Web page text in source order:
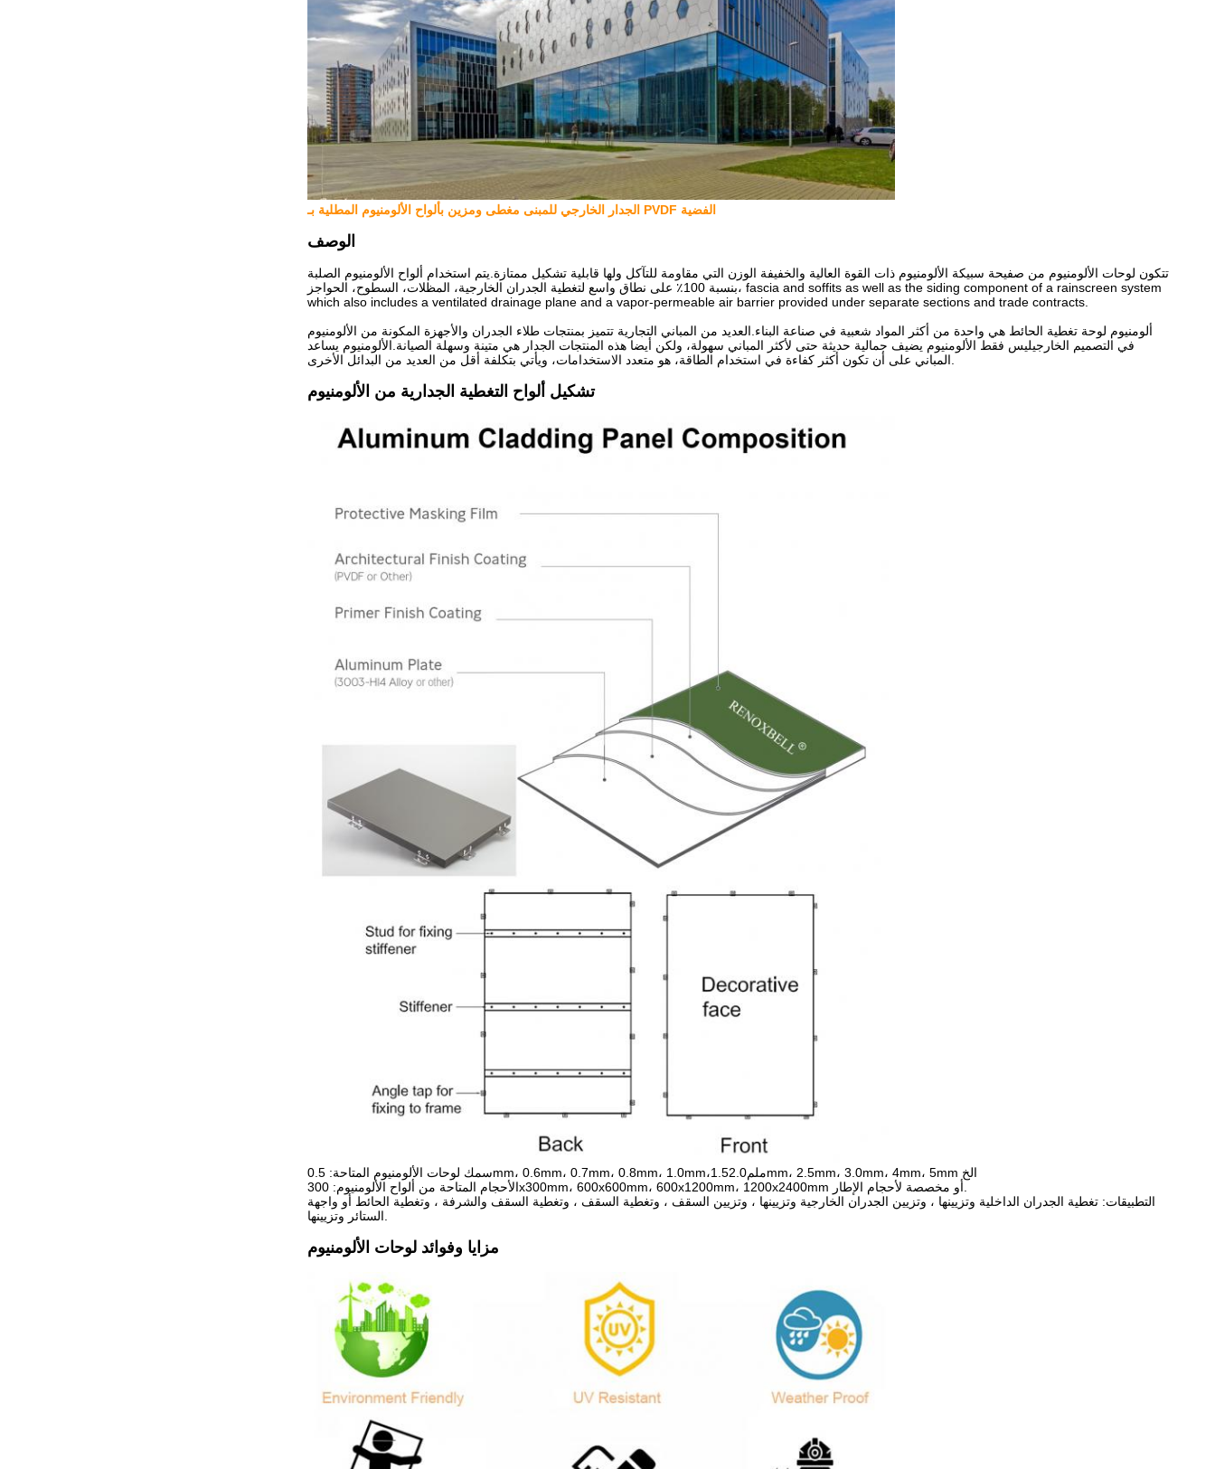
الجدار الخارجي للمبنى مغطى ومزين بألواح الألومنيوم المطلية بـ PVDF الفضية
الوصف
تتكون لوحات الألومنيوم من صفيحة سبيكة الألومنيوم ذات القوة العالية والخفيفة الوزن التي مقاومة للتآكل ولها قابلية تشكيل ممتازة.يتم استخدام ألواح الألومنيوم الصلبة
بنسبة 100٪ على نطاق واسع لتغطية الجدران الخارجية، المظلات، السطوح، الحواجز، fascia and soffits as well as the siding component of a rainscreen system
which also includes a ventilated drainage plane and a vapor-permeable air barrier provided under separate sections and trade contracts.
ألومنيوم لوحة تغطية الحائط هي واحدة من أكثر المواد شعبية في صناعة البناء.العديد من المباني التجارية تتميز بمنتجات طلاء الجدران والأجهزة المكونة من الألومنيوم
في التصميم الخارجيليس فقط الألومنيوم يضيف جمالية حديثة حتى لأكثر المباني سهولة، ولكن أيضا هذه المنتجات الجدار هي متينة وسهلة الصيانة.الألومنيوم يساعد
تشكيل ألواح التغطية الجدارية من الألومنيوم
سمك لوحات الألومنيوم المتاحة: 0.5mm، 0.6mm، 0.7mm، 0.8mm، 1.0mm،1.5ملم2.0mm، 2.5mm، 3.0mm، 4mm، 5mm الخ
التطبيقات: تغطية الجدران الداخلية وتزيينها ، وتزيين الجدران الخارجية وتزيينها ، وتزيين السقف ، وتغطية السقف ، وتغطية السقف والشرفة ، وتغطية الحائط أو واجهة
مزايا وفوائد لوحات الألومنيوم